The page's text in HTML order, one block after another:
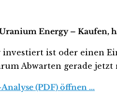
Energy – Kaufen,
ist oder einen
Abwarten gerade jetzt
(PDF) öffnen …